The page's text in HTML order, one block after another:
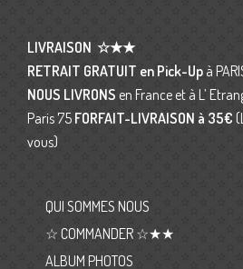
LIVRAISON ☆★★
RETRAIT GRATUIT en Pick-Up à
NOUS LIVRONS en France et à L’
Paris 75 FORFAIT-LIVRAISON à 35€
vous)
QUI SOMMES NOUS
☆ COMMANDER ☆★★
ALBUM PHOTOS